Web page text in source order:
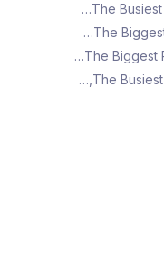
The
The
The Biggest
The